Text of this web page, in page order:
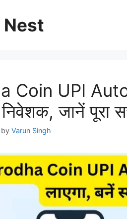
Nest
Coin UPI
निवेशक, जानें पूरा
by Varun Singh